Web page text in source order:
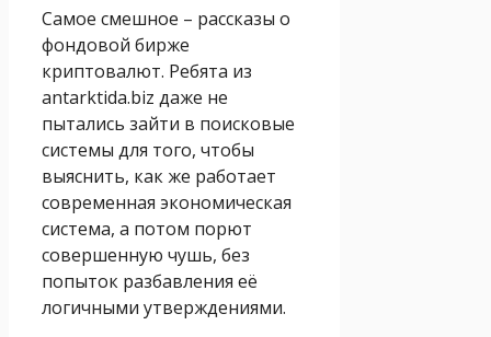
Самое смешное – рассказы о
фондовой бирже
криптовалют. Ребята из
antarktida.biz даже не
пытались зайти в поисковые
системы для того, чтобы
выяснить, как же работает
современная экономическая
система, а потом порют
совершенную чушь, без
попыток разбавления её
логичными утверждениями.